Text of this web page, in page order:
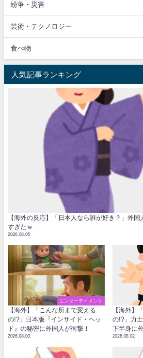
紛争・災害
芸術・テクノロジー
食べ物
人気記事ランキング
【海外の反応】「日本人なら誰が好き？」外
すぎたｗ
2026.08.05
エンターテイメント
【海外】「こんな所まで変える
の!?」日本版『インサイド・ヘッ
ド』の秘密に外国人が衝撃！
2026.08.03
【海外】
の!?」力
下半身に
2026.08.02